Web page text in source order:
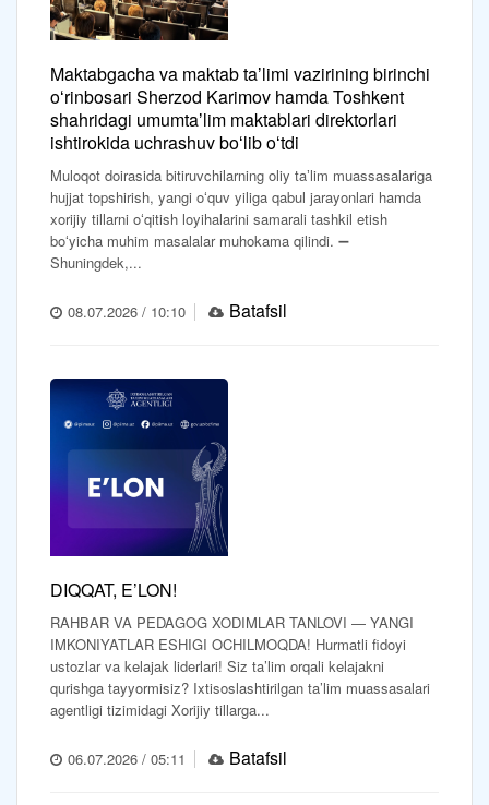
Maktabgacha va maktab taʼlimi vazirining birinchi
oʻrinbosari Sherzod Karimov hamda Toshkent
shahridagi umumtaʼlim maktablari direktorlari
ishtirokida uchrashuv boʻlib oʻtdi
Muloqot doirasida bitiruvchilarning oliy taʼlim muassasalariga
hujjat topshirish, yangi oʻquv yiliga qabul jarayonlari hamda
xorijiy tillarni oʻqitish loyihalarini samarali tashkil etish
boʻyicha muhim masalalar muhokama qilindi. ➖
Shuningdek,...
08.07.2026 / 10:10 Batafsil
DIQQAT, E’LON!
RAHBAR VA PEDAGOG XODIMLAR TANLOVI — YANGI
IMKONIYATLAR ESHIGI OCHILMOQDA! Hurmatli fidoyi
ustozlar va kelajak liderlari! Siz ta’lim orqali kelajakni
qurishga tayyormisiz? Ixtisoslashtirilgan ta’lim muassasalari
agentligi tizimidagi Xorijiy tillarga...
06.07.2026 / 05:11 Batafsil